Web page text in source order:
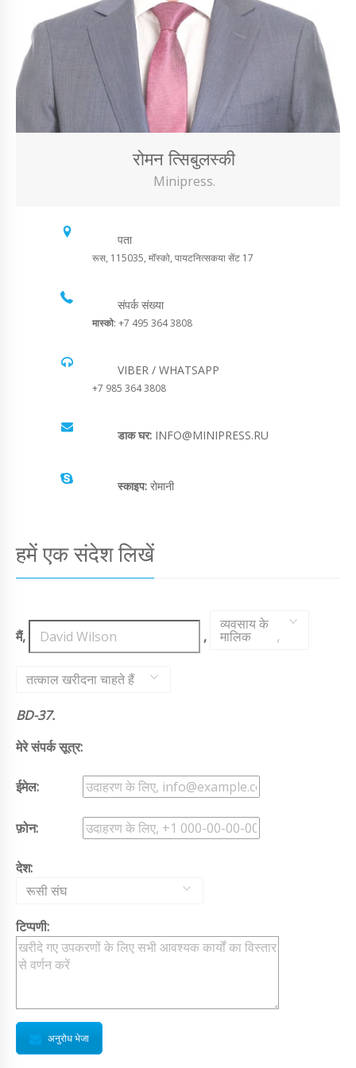
रोमन त्सिबुलस्की
Minipress.
पता
रूस, 115035, मॉस्को, पायटनित्सकया सेंट 17
संपर्क संख्या
मास्को: +7 495 364 3808
VIBER / WHATSAPP
+7 985 364 3808
डाक घर: INFO@MINIPRESS.RU
स्काइप: रोमानी
हमें एक संदेश लिखें
मैं, ,
व्यवसाय के
मालिक ,
तत्काल खरीदना चाहते हैं
BD-37.
मेरे संपर्क सूत्र:
ईमेल:
फ़ोन:
देश:
रूसी संघ
टिप्पणी:
अनुरोध भेजा